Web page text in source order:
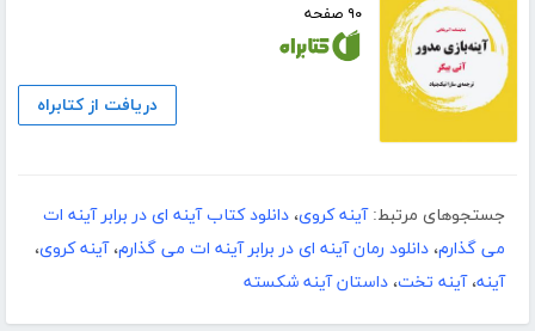
۹۰ صفحه
دریافت از کتابراه
جستجوهای مرتبط: آینه کروی، دانلود کتاب آینه ای در برابر آینه ات
می گذارم، دانلود رمان آینه ای در برابر آینه ات می گذارم،آینه کروی،
آینه،آینه تخت، داستان آینه شکسته